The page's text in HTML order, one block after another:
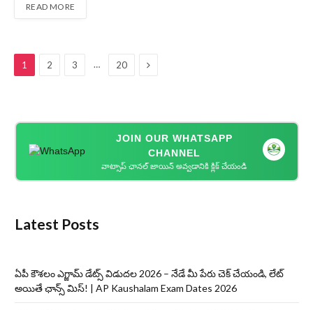
READ MORE
1 2 3 … 20 Next
JOIN OUR WHATSAPP
CHANNEL
వాట్సాప్ ఛానల్ జాయిన్ అవ్వడానికి క్లిక్ చేయండి
Latest Posts
ఏపీ కౌశలం ఎగ్జామ్ డేట్స్ విడుదల 2026 – నేడే మీ పేరు చెక్ చేయండి, లేట్
అయితే ఛాన్స్ మిస్! | AP Kaushalam Exam Dates 2026